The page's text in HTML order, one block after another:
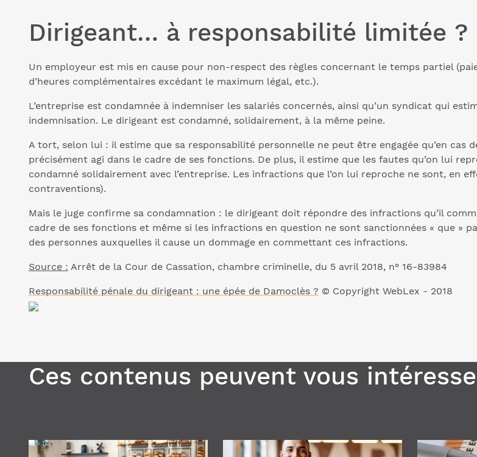
Dirigeant… à responsabilité limitée ?
Un employeur est mis en cause pour non-respect des règles concernant le temps partiel
d’heures complémentaires excédant le maximum légal, etc.).
L’entreprise est condamnée à indemniser les salariés concernés, ainsi qu’un syndicat qui
indemnisation. Le dirigeant est condamné, solidairement, à la même peine.
A tort, selon lui : il estime que sa responsabilité personnelle ne peut être engagée qu’en
précisément agi dans le cadre de ses fonctions. De plus, il estime que les fautes qu’on lui
condamné solidairement avec l’entreprise. Les infractions que l’on lui reproche ne sont, en
contraventions).
Mais le juge confirme sa condamnation : le dirigeant doit répondre des infractions qu’il
cadre de ses fonctions et même si les infractions en question ne sont sanctionnées « que »
des personnes auxquelles il cause un dommage en commettant ces infractions.
Source : Arrêt de la Cour de Cassation, chambre criminelle, du 5 avril 2018, n° 16-83984
Responsabilité pénale du dirigeant : une épée de Damoclès ? © Copyright WebLex - 2018
Ces contenus peuvent vous